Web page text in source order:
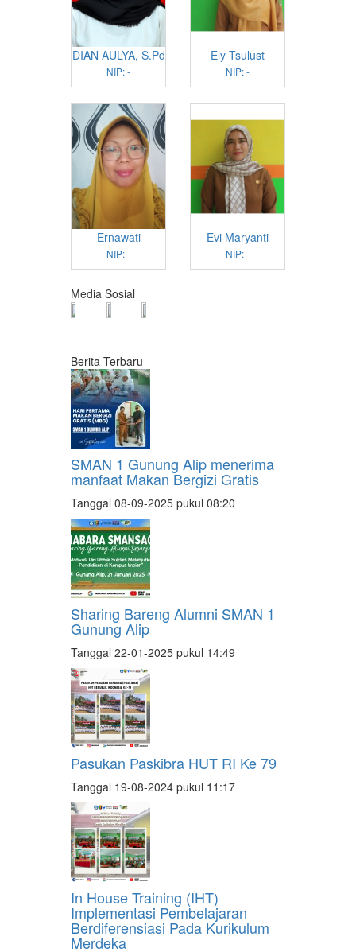
DIAN AULYA, S.Pd
NIP: -
Ely Tsulust
NIP: -
Ernawati
NIP: -
Evi Maryanti
NIP: -
Media Sosial
Berita Terbaru
SMAN 1 Gunung Alip menerima
manfaat Makan Bergizi Gratis
Tanggal 08-09-2025 pukul 08:20
Sharing Bareng Alumni SMAN 1
Gunung Alip
Tanggal 22-01-2025 pukul 14:49
Pasukan Paskibra HUT RI Ke 79
Tanggal 19-08-2024 pukul 11:17
In House Training (IHT)
Implementasi Pembelajaran
Berdiferensiasi Pada Kurikulum
Merdeka